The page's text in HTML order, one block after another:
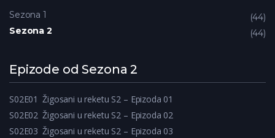
Sezona 1
44
Sezona 2
44
Epizode od Sezona 2
S02E01 Žigosani u reketu S2 – Epizoda 01
S02E02 Žigosani u reketu S2 – Epizoda 02
S02E03 Žigosani u reketu S2 – Epizoda 03